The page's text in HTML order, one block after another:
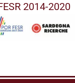
2014-2020